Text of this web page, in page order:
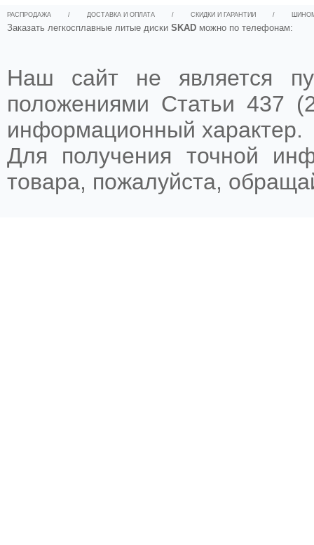
РАСПРОДАЖА / ДОСТАВКА И ОПЛАТА / СКИДКИ И ГАРАНТИИ /
Заказать легкосплавные литые диски SKAD можно по телефонам:
Наш сайт не является
положениями Статьи 437
информационный характер.
Для получения точной
товара, пожалуйста,